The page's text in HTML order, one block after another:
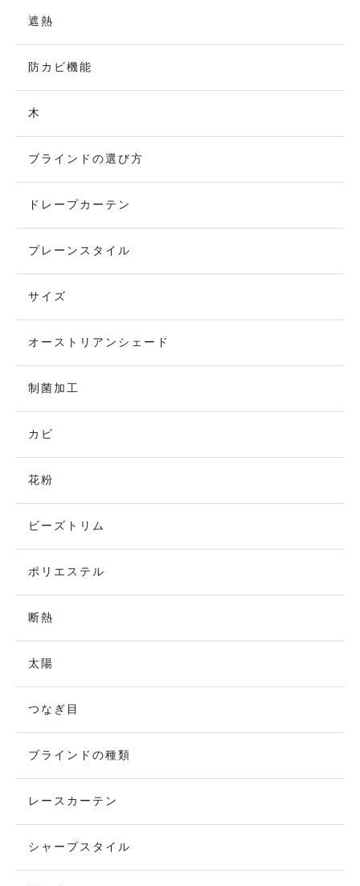
遮熱
防カビ機能
木
ブラインドの選び方
ドレープカーテン
プレーンスタイル
サイズ
オーストリアンシェード
制菌加工
カビ
花粉
ビーズトリム
ポリエステル
断熱
太陽
つなぎ目
ブラインドの種類
レースカーテン
シャープスタイル